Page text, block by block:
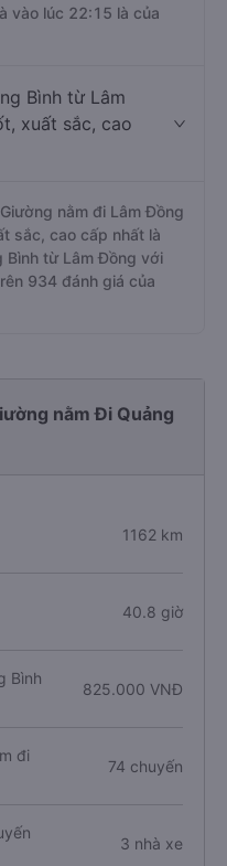
vào lúc 22:15 là của
Bình từ Lâm
xuất sắc, cao
nằm đi Lâm Đồng
sắc, cao cấp nhất là
Bình từ Lâm Đồng với
934 đánh giá của
nằm Đi Quảng
1162 km
40.8 giờ
Bình
825.000 VNĐ
đi
74 chuyến
3 nhà xe